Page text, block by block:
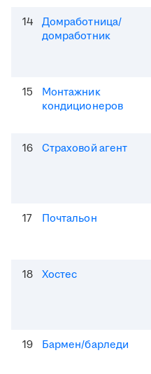
14
Домработница/
домработник
15
Монтажник
кондиционеров
16 Страховой агент
17 Почтальон
18 Хостес
19 Бармен/барледи